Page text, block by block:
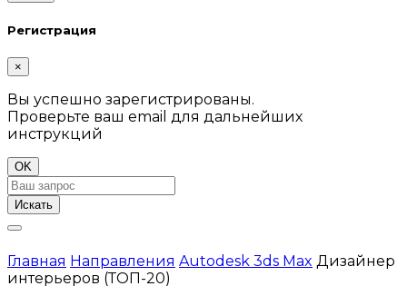
Регистрация
×
Вы успешно зарегистрированы.
Проверьте ваш email для дальнейших
инструкций
OK
Искать
Главная Направления Autodesk 3ds Max Дизайнер
интерьеров (ТОП-20)